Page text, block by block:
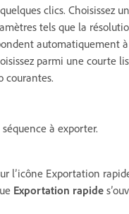
clics. Choisissez
tels que la
automatiquement
parmi une courte
courantes.
à exporter.
l’icône Exportation
Exportation rapide